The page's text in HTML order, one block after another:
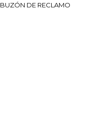
BUZÓN DE RECLAMO